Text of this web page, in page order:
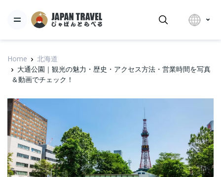
Home
北海道
大通公園｜観光の魅力・歴史・アクセス方法・営業時間を写真
＆動画でチェック！